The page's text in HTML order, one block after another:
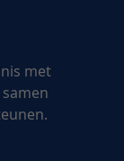
met